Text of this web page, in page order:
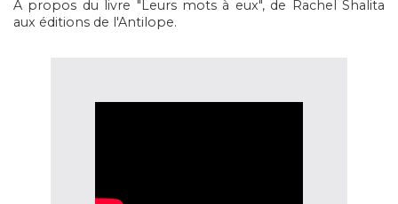
À propos du livre "Leurs mots à eux", de Rachel Shalita
aux éditions de l'Antilope.